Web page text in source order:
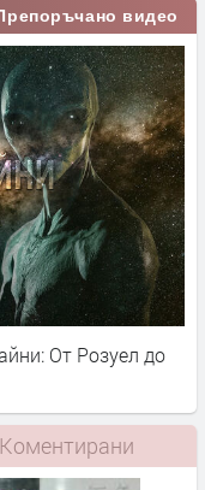
видео
От Розуел до
Коментирани